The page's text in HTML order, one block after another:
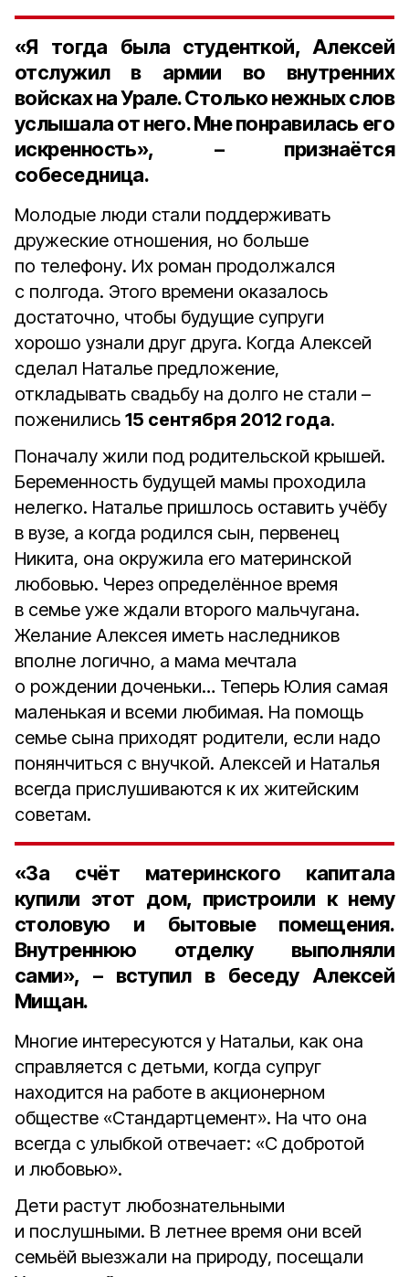
«Я тогда была студенткой, Алексей
отслужил в армии во внутренних
войсках на Урале. Столько нежных слов
услышала от него. Мне понравилась его
искренность», – признаётся
собеседница.
Молодые люди стали поддерживать
дружеские отношения, но больше
по телефону. Их роман продолжался
с полгода. Этого времени оказалось
достаточно, чтобы будущие супруги
хорошо узнали друг друга. Когда Алексей
сделал Наталье предложение,
откладывать свадьбу на долго не стали –
поженились 15 сентября 2012 года.
Поначалу жили под родительской крышей.
Беременность будущей мамы проходила
нелегко. Наталье пришлось оставить учёбу
в вузе, а когда родился сын, первенец
Никита, она окружила его материнской
любовью. Через определённое время
в семье уже ждали второго мальчугана.
Желание Алексея иметь наследников
вполне логично, а мама мечтала
о рождении доченьки… Теперь Юлия самая
маленькая и всеми любимая. На помощь
семье сына приходят родители, если надо
понянчиться с внучкой. Алексей и Наталья
всегда прислушиваются к их житейским
советам.
«За счёт материнского капитала
купили этот дом, пристроили к нему
столовую и бытовые помещения.
Внутреннюю отделку выполняли
сами», – вступил в беседу Алексей
Мищан.
Многие интересуются у Натальи, как она
справляется с детьми, когда супруг
находится на работе в акционерном
обществе «Стандартцемент». На что она
всегда с улыбкой отвечает: «С добротой
и любовью».
Дети растут любознательными
и послушными. В летнее время они всей
семьёй выезжали на природу, посещали